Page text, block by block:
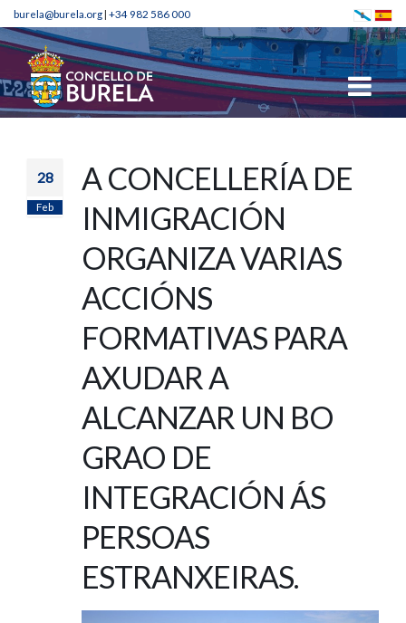
burela@burela.org| +34 982 586 000
28
Feb
A CONCELLERÍA DE
INMIGRACIÓN
ORGANIZA VARIAS
ACCIÓNS
FORMATIVAS PARA
AXUDAR A
ALCANZAR UN BO
GRAO DE
INTEGRACIÓN ÁS
PERSOAS
ESTRANXEIRAS.